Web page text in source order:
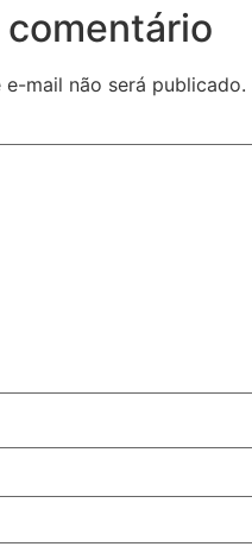
comentário
e-mail não será publicado.